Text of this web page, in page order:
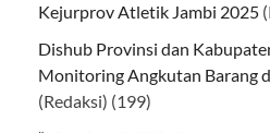
Kejurprov Atletik Jambi 2025
Dishub Provinsi dan
Monitoring Angkutan Barang
(Redaksi) (199)